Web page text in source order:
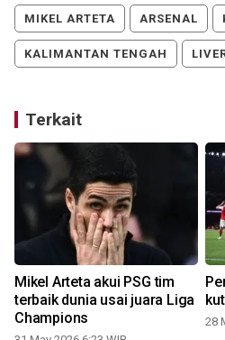
MIKEL ARTETA ARSENAL
KALIMANTAN TENGAH
Terkait
Mikel Arteta akui PSG tim
terbaik dunia usai juara Liga
Champions
28